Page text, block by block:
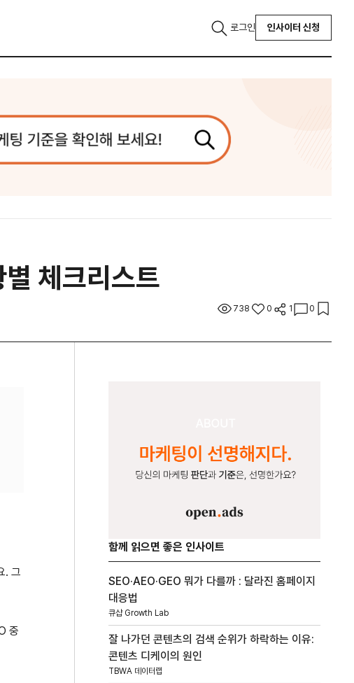
로그인 인사이터 신청
체크리스트
738 0 1 0
. 그
중
함께 읽으면 좋은 인사이트
SEO·AEO·GEO 뭐가 다를까 : 달라진 홈페이지
대응법
큐샵 Growth Lab
잘 나가던 콘텐츠의 검색 순위가 하락하는 이유:
콘텐츠 디케이의 원인
TBWA 데이터랩